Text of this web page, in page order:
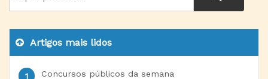
Artigos mais lidos
Concursos públicos da semana